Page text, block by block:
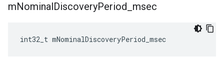
mNominalDiscoveryPeriod msec
int32_t mNominalDiscoveryPeriod_msec